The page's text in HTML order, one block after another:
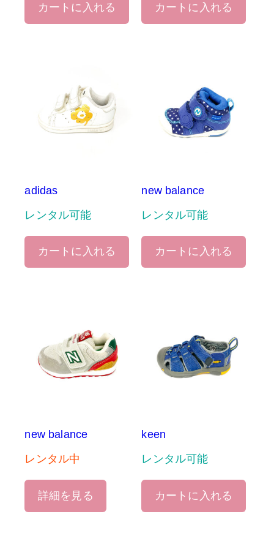
カートに入れる カートに入れる
adidas
レンタル可能
カートに入れる
new balance
レンタル可能
カートに入れる
new balance
レンタル中
詳細を見る
keen
レンタル可能
カートに入れる